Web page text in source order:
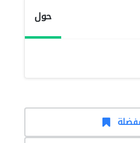
حول